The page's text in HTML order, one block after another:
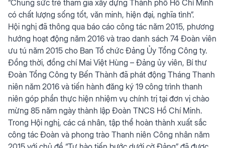
“Chung sức trẻ tham gia xây dựng Thành phố Hồ Chí Minh
có chất lượng sống tốt, văn minh, hiện đại, nghĩa tình”.
Hội nghị đã thông qua báo cáo công tác năm 2015, phương
hướng hoạt động năm 2016 và trao danh sách 74 Đoàn viên
ưu tú năm 2015 cho Ban Tổ chức Đảng Ủy Tổng Công ty.
Đồng thời, đồng chí Mai Việt Hùng – Đảng ủy viên, Bí thư
Đoàn Tổng Công ty Bến Thành đã phát động Tháng Thanh
niên năm 2016 và tiến hành đăng ký 19 công trình thanh
niên góp phần thực hiện nhiệm vụ chính trị tại đơn vị chào
mừng 85 năm ngày thành lập Đoàn TNCS Hồ Chí Minh.
Trong Hội nghị, các cá nhân, tập thể hoàn thành xuất sắc
công tác Đoàn và phong trào Thanh niên Công nhân năm